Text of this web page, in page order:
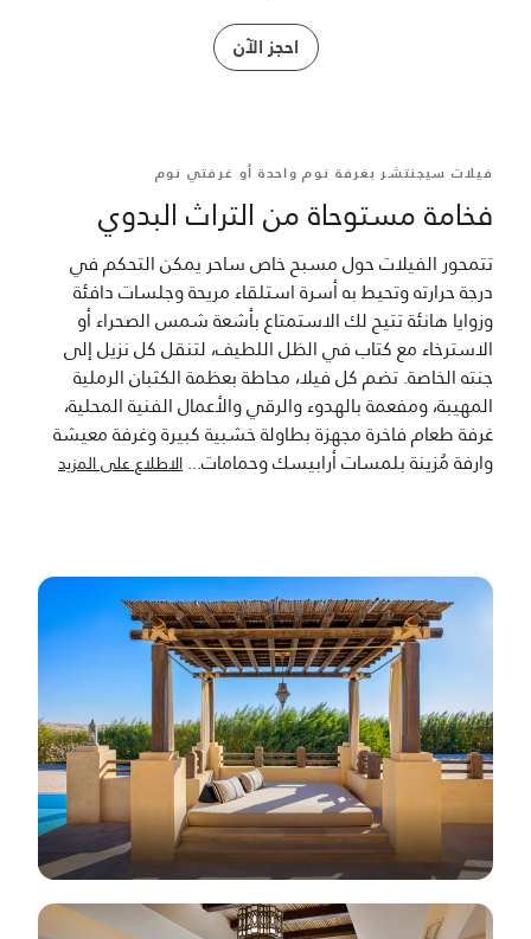
احجز الآن
فيلات سيجنتشر بغرفة نوم واحدة أو غرفتي نوم
فخامة مستوحاة من التراث البدوي
تتمحور الفيلات حول مسبح خاص ساحر يمكن التحكم في
درجة حرارته وتحيط به أسرة استلقاء مريحة وجلسات دافئة
وزوايا هانئة تتيح لك الاستمتاع بأشعة شمس الصحراء أو
الاسترخاء مع كتاب في الظل اللطيف، لتنقل كل نزيل إلى
جنته الخاصة. تضم كل فيلا، محاطة بعظمة الكثبان الرملية
المهيبة، ومفعمة بالهدوء والرقي والأعمال الفنية المحلية،
غرفة طعام فاخرة مجهزة بطاولة خشبية كبيرة وغرفة معيشة
وارفة مُزينة بلمسات أرابيسك وحمامات...الاطلاع على المزيد